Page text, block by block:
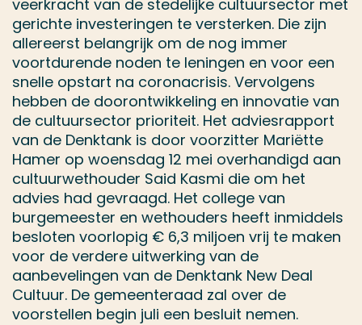
veerkracht van de stedelijke cultuursector met
gerichte investeringen te versterken. Die zijn
allereerst belangrijk om de nog immer
voortdurende noden te leningen en voor een
snelle opstart na coronacrisis. Vervolgens
hebben de doorontwikkeling en innovatie van
de cultuursector prioriteit. Het adviesrapport
van de Denktank is door voorzitter Mariëtte
Hamer op woensdag 12 mei overhandigd aan
cultuurwethouder Said Kasmi die om het
advies had gevraagd. Het college van
burgemeester en wethouders heeft inmiddels
besloten voorlopig € 6,3 miljoen vrij te maken
voor de verdere uitwerking van de
aanbevelingen van de Denktank New Deal
Cultuur. De gemeenteraad zal over de
voorstellen begin juli een besluit nemen.